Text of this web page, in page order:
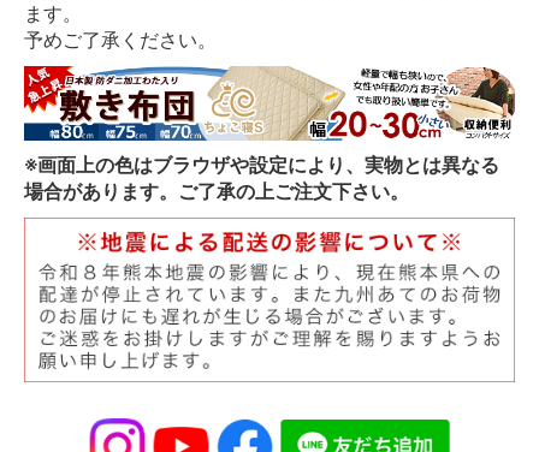
ます。
予めご了承ください。
※画面上の色はブラウザや設定により、実物とは異なる
場合があります。ご了承の上ご注文下さい。